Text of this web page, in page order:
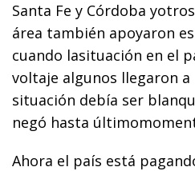
Santa Fe y Córdoba
área también apoyaron
cuando lasituación en el
voltaje algunos llegaron
situación debía ser
negó hasta
Ahora el país está